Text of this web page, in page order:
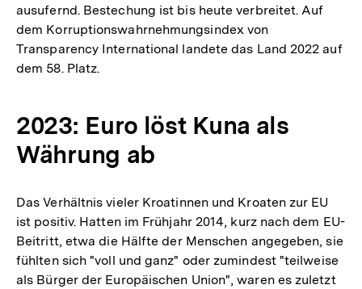
ausufernd. Bestechung ist bis heute verbreitet. Auf
dem Korruptionswahrnehmungsindex von
Transparency International landete das Land 2022 auf
dem 58. Platz.
2023: Euro löst Kuna als
Währung ab
Das Verhältnis vieler Kroatinnen und Kroaten zur EU
ist positiv. Hatten im Frühjahr 2014, kurz nach dem EU-
Beitritt, etwa die Hälfte der Menschen angegeben, sie
fühlten sich "voll und ganz" oder zumindest "teilweise
als Bürger der Europäischen Union", waren es zuletzt